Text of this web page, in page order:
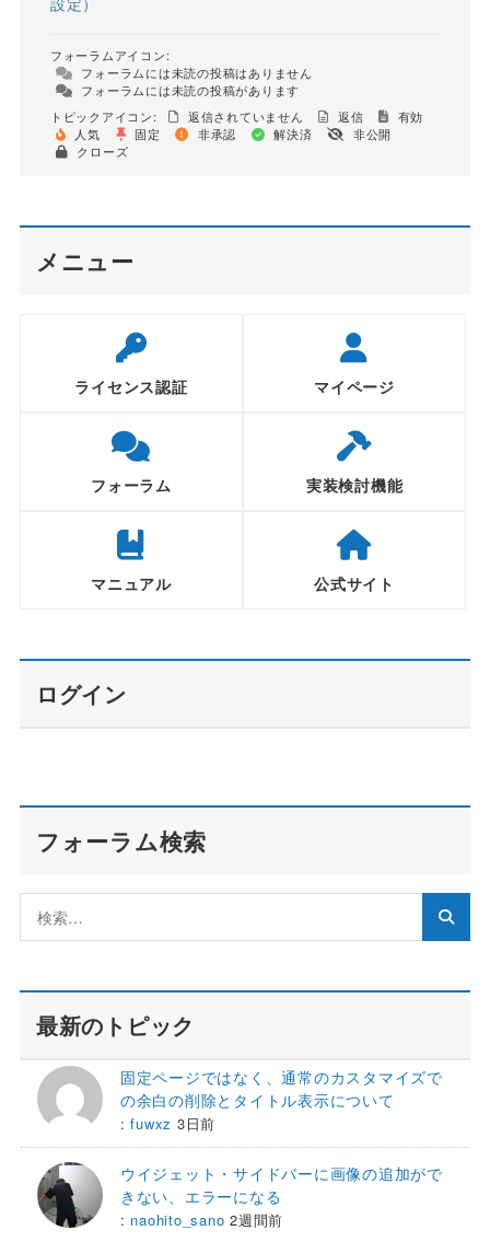
フォーラムアイコン:
フォーラムには未読の投稿はありません
フォーラムには未読の投稿があります
トピックアイコン:
返信されていません 返信
有効
人気
固定 非承認 解決済
非公開
クローズ
メニュー
ライセンス認証 マイページ
フォーラム 実装検討機能
マニュアル 公式サイト
ログイン
フォーラム検索
最新のトピック
固定ページではなく、通常のカスタマイズで
の余白の削除とタイトル表示について
:fuwxz 3日前
ウイジェット・サイドバーに画像の追加がで
きない、エラーになる
: naohito_sano 2週間前